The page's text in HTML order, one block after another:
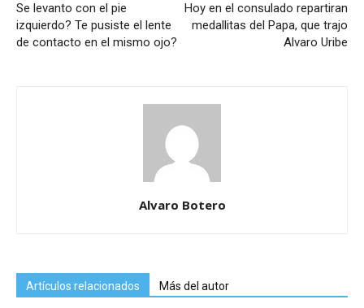
Se levanto con el pie
izquierdo? Te pusiste el lente
de contacto en el mismo ojo?
Hoy en el consulado repartiran
medallitas del Papa, que trajo
Alvaro Uribe
Alvaro Botero
Artículos relacionados Más del autor